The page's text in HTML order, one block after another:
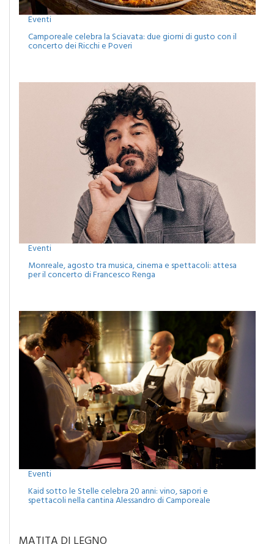
Eventi
Camporeale celebra la Sciavata: due giorni di gusto con il
concerto dei Ricchi e Poveri
Monreale, agosto tra musica, cinema e spettacoli: attesa
per il concerto di Francesco Renga
Kaid sotto le Stelle celebra 20 anni: vino, sapori e
spettacoli nella cantina Alessandro di Camporeale